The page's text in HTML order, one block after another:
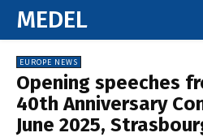
MEDEL
EUROPE NEWS
Opening speeches
40th Anniversary
June 2025,